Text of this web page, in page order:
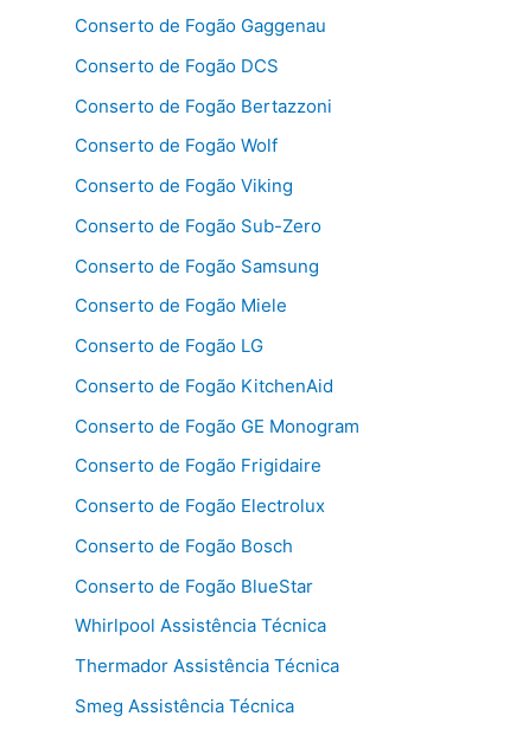
Conserto de Fogão Gaggenau
Conserto de Fogão DCS
Conserto de Fogão Bertazzoni
Conserto de Fogão Wolf
Conserto de Fogão Viking
Conserto de Fogão Sub-Zero
Conserto de Fogão Samsung
Conserto de Fogão Miele
Conserto de Fogão LG
Conserto de Fogão KitchenAid
Conserto de Fogão GE Monogram
Conserto de Fogão Frigidaire
Conserto de Fogão Electrolux
Conserto de Fogão Bosch
Conserto de Fogão BlueStar
Whirlpool Assistência Técnica
Thermador Assistência Técnica
Smeg Assistência Técnica